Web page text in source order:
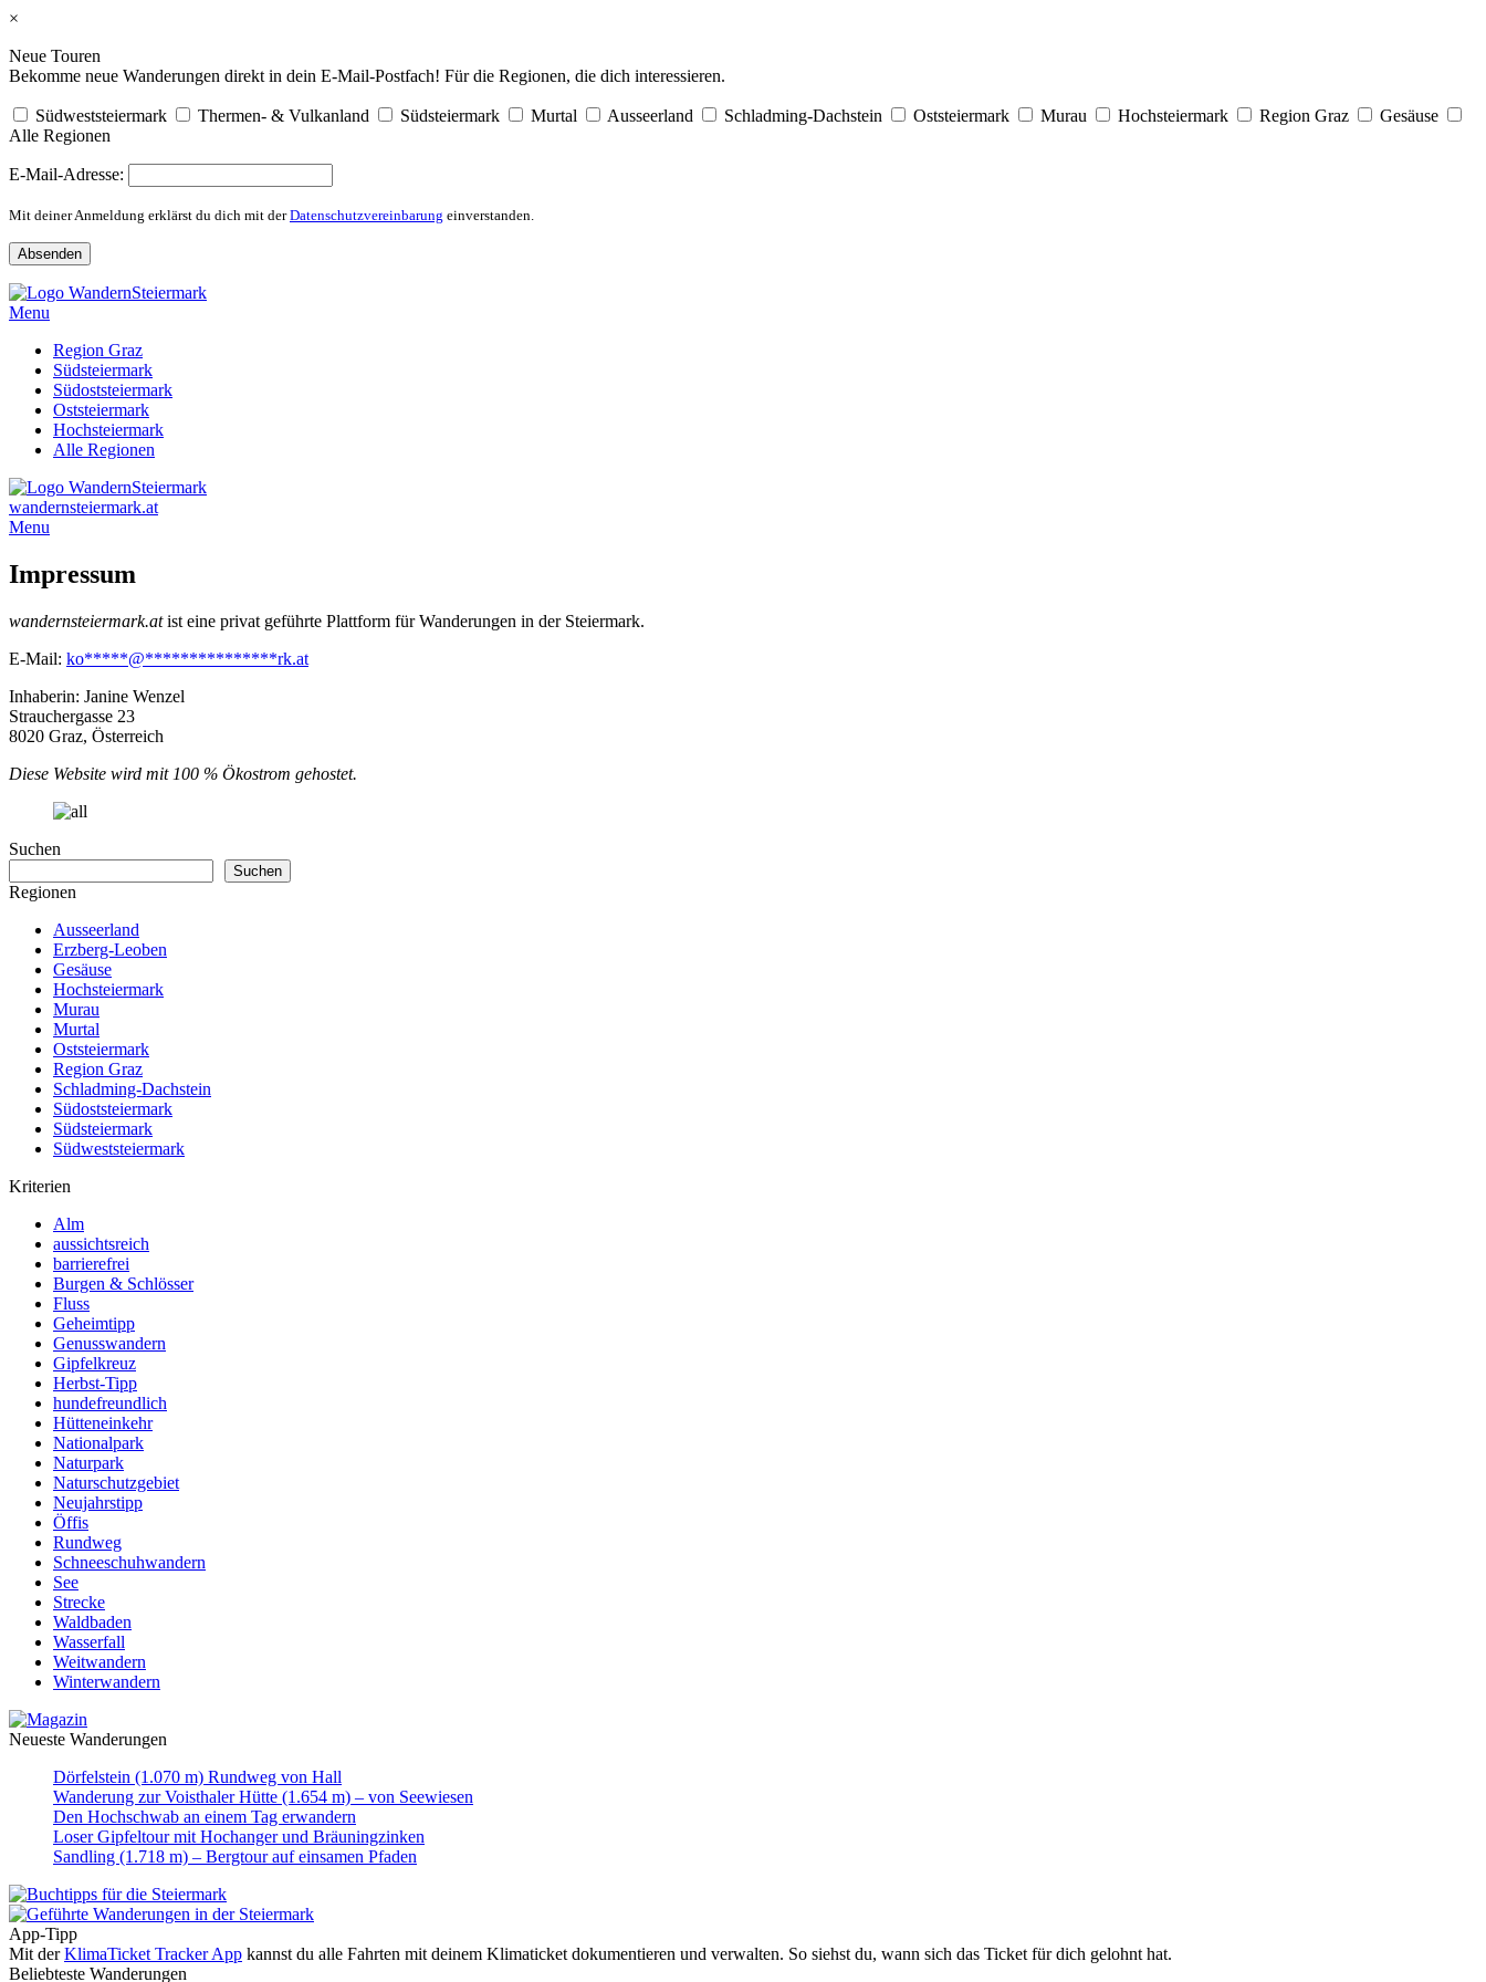
×
Neue Touren
Bekomme neue Wanderungen direkt in dein E-Mail-Postfach! Für die Regionen, die dich interessieren.
Südweststeiermark Thermen- & Vulkanland Südsteiermark Murtal Ausseerland Schladming-Dachstein Oststeiermark Murau Hochsteiermark Region Graz
Gesäuse
Alle Regionen
E-Mail-Adresse:
Mit deiner Anmeldung erklärst du dich mit derDatenschutzvereinbarung einverstanden.
Skip
to
Menu
Region Graz
Südsteiermark
Südoststeiermark
Oststeiermark
Hochsteiermark
Alle Regionen
wandernsteiermark.at
Menu
Impressum
wandernsteiermark.atist eine privat geführte Plattform für Wanderungen in der Steiermark.
E-Mail: ko*****@***************rk.at
Inhaberin: Janine Wenzel
Strauchergasse 23
8020 Graz, Österreich
Diese Website wird mit 100 % Ökostrom gehostet.
Suchen
Suchen
Regionen
Ausseerland
Erzberg-Leoben
Gesäuse
Hochsteiermark
Murau
Murtal
Oststeiermark
Region Graz
Schladming-Dachstein
Südoststeiermark
Südsteiermark
Südweststeiermark
Kriterien
Alm
aussichtsreich
barrierefrei
Burgen & Schlösser
Fluss
Geheimtipp
Genusswandern
Gipfelkreuz
Herbst-Tipp
hundefreundlich
Hütteneinkehr
Nationalpark
Naturpark
Naturschutzgebiet
Neujahrstipp
Öffis
Rundweg
Schneeschuhwandern
See
Strecke
Waldbaden
Wasserfall
Weitwandern
Winterwandern
Neueste Wanderungen
Dörfelstein (1.070 m) Rundweg von Hall
Wanderung zur Voisthaler Hütte (1.654 m) – von Seewiesen
Den Hochschwab an einem Tag erwandern
Loser Gipfeltour mit Hochanger und Bräuningzinken
Sandling (1.718 m) – Bergtour auf einsamen Pfaden
App-Tipp
Mit derKlimaTicket Tracker App kannst du alle Fahrten mit deinem Klimaticket dokumentieren und verwalten. So siehst du, wann sich das Ticket für dich gelohnt hat.
Beliebteste Wanderungen